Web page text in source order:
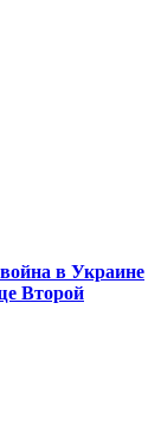
в Украине
Второй